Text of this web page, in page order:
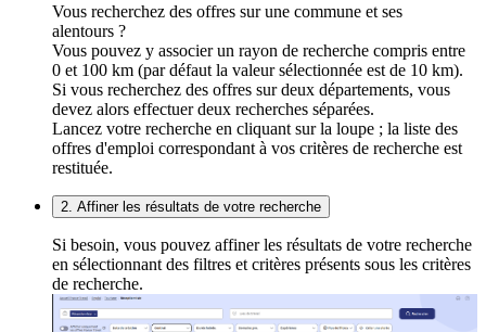
Vous recherchez des offres sur une commune et ses
alentours ?
Vous pouvez y associer un rayon de recherche compris entre
0 et 100 km (par défaut la valeur sélectionnée est de 10 km).
Si vous recherchez des offres sur deux départements, vous
devez alors effectuer deux recherches séparées.
Lancez votre recherche en cliquant sur la loupe ; la liste des
offres d'emploi correspondant à vos critères de recherche est
restituée.
2. Affiner les résultats de votre recherche
Si besoin, vous pouvez affiner les résultats de votre recherche
en sélectionnant des filtres et critères présents sous les critères
de recherche.